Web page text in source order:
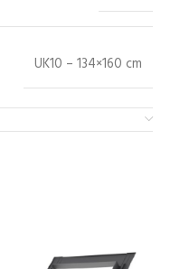
UK10 – 134×160 cm